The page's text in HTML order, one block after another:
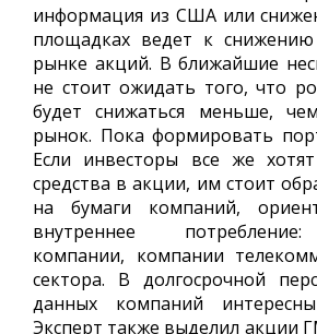
информация из США или
площадках ведет к снижению
рынке акций. В ближайшие
не стоит ожидать того, что
будет снижаться меньше,
рынок. Пока формировать
Если инвесторы все же
средства в акции, им стоит
на бумаги компаний,
внутреннее
компании, компании
сектора. В долгосрочной
данных компаний
Эксперт также выделил акции